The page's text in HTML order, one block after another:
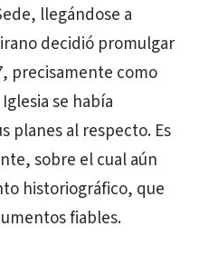
llegándose a
decidió promulgar
precisamente como
se había
planes al respecto. Es
sobre el cual aún
historiográfico, que
fiables.